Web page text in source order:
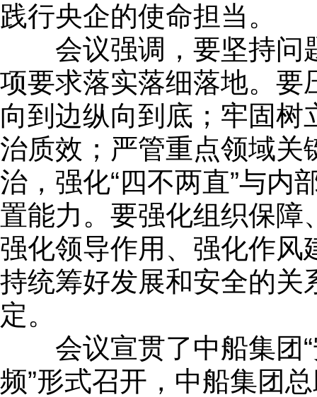
践行央企的使命担当。
会议强调，要坚持问
项要求落实落细落地。要
向到边纵向到底；牢固树
治质效；严管重点领域关
治，强化“四不两直”与内
置能力。要强化组织保障
强化领导作用、强化作风
持统筹好发展和安全的关
定。
会议宣贯了中船集团“
频”形式召开，中船集团